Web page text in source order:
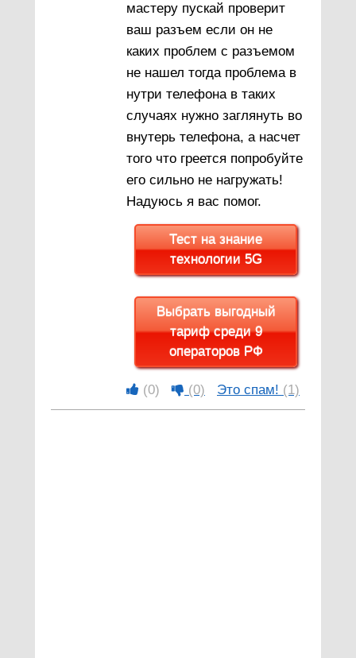
мастеру пускай проверит
ваш разъем если он не
каких проблем с разъемом
не нашел тогда проблема в
нутри телефона в таких
случаях нужно заглянуть во
внутерь телефона, а насчет
того что греется попробуйте
его сильно не нагружать!
Надуюсь я вас помог.
Тест на знание
технологии 5G
Выбрать выгодный
тариф среди 9
операторов РФ
(0) (0) Это спам! (1)